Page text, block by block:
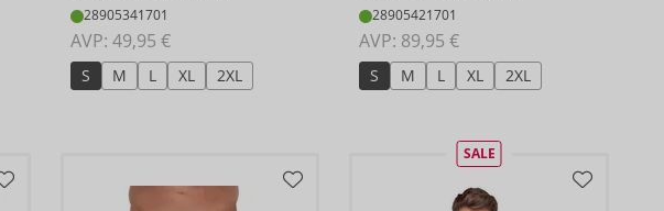
28905341701
AVP: 49,95 €
S M L XL 2XL
28905421701
AVP: 89,95 €
S M L XL 2XL
SALE